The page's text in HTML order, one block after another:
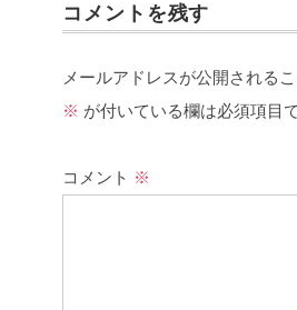
コメントを残す
メールアドレスが公開される
※ が付いている欄は必須項目
コメント ※